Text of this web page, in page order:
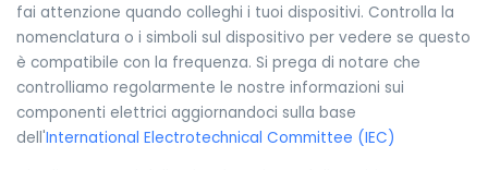
fai attenzione quando colleghi i tuoi dispositivi. Controlla la
nomenclatura o i simboli sul dispositivo per vedere se questo
è compatibile con la frequenza. Si prega di notare che
controlliamo regolarmente le nostre informazioni sui
componenti elettrici aggiornandoci sulla base
dell'International Electrotechnical Committee (IEC)